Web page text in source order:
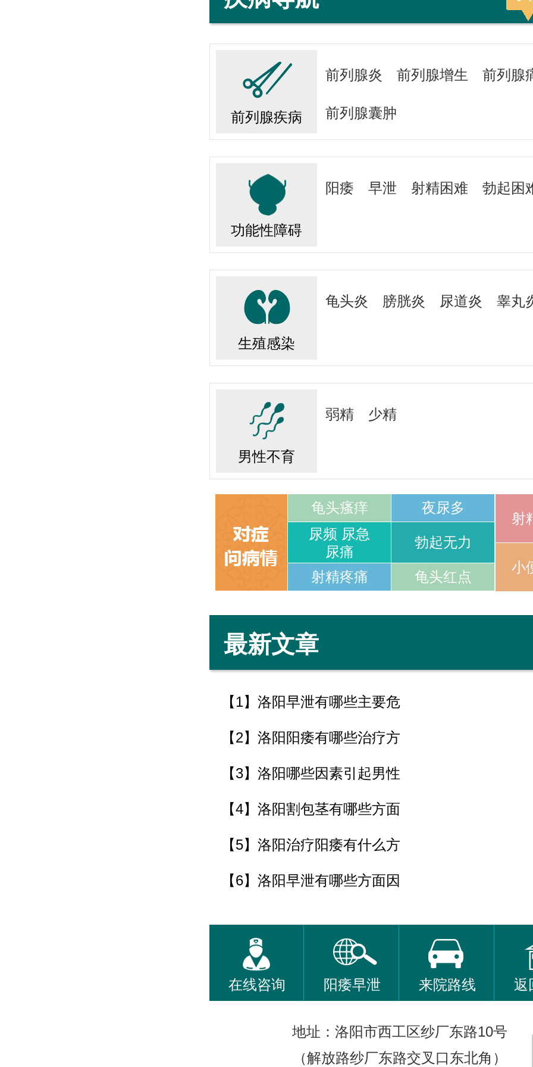
前列腺疾病
前列腺炎 前列腺增生 前列腺
前列腺囊肿
功能性障碍
阳痿 早泄 射精困难 勃起困
生殖感染
龟头炎 膀胱炎 尿道炎 睾丸
男性不育
弱精 少精
龟头瘙痒
夜尿多
尿频 尿急
尿痛
勃起无力
射精疼痛 龟头红点
射
小
最新文章
【1】 洛阳早泄有哪些主要危
【2】 洛阳阳痿有哪些治疗方
【3】 洛阳哪些因素引起男性
【4】 洛阳割包茎有哪些方面
【5】 洛阳治疗阳痿有什么方
【6】 洛阳早泄有哪些方面因
在线咨询 阳痿早泄 来院路线 返
地址：洛阳市西工区纱厂东路10号
（解放路纱厂东路交叉口东北角）